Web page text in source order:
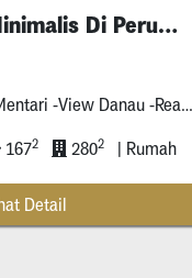
Halaman Di
Rumah New Minimalis Di Perum Pantai Mentari
Perumahan Pantai Mentari -View Danau -Ready Tiga Unit Jejer -Row Jalan Tiga Mobil Mepet -Hadap Barat Daya -Surat Shm -
1672 2802 | Rumah
Detail